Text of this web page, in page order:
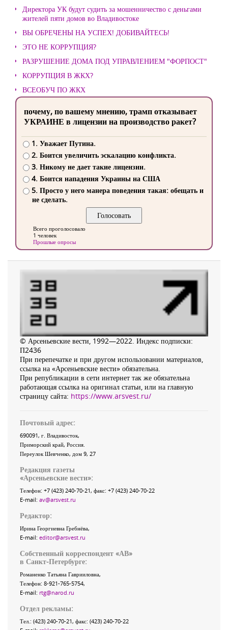
Директора УК будут судить за мошенничество с деньгами
жителей пяти домов во Владивостоке
ВЫ ОБРЕЧЕНЫ НА УСПЕХ! ДОБИВАЙТЕСЬ!
ЭТО НЕ КОРРУПЦИЯ?
РАЗРУШЕНИЕ ДОМА ПОД УПРАВЛЕНИЕМ "ФОРПОСТ"
КОРРУПЦИЯ В ЖКХ?
ВСЕОБУЧ ПО ЖКХ
почему, по вашему мнению, трамп отказывает
УКРАИНЕ в лицензии на производство ракет?
1. Уважает Путина.
2. Боится увеличить эскалацию конфликта.
3. Никому не дает такие лицензии.
4. Боится нападения Украины на США
5. Просто у него манера поведения такая: обещать и
не сделать.
Всего проголосовало
1 человек
Прошлые опросы
© Арсеньевские вести, 1992—2022. Индекс подписки:
П2436
При перепечатке и при другом использовании материалов,
ссылка на «Арсеньевские вести» обязательна.
При републикации в сети интернет так же обязательна
работающая ссылка на оригинал статьи, или на главную
страницу сайта: https://www.arsvest.ru/
Почтовый адрес:
690091, г. Владивосток,
Приморский край, Россия
Переулок Шевченко, дом 9, 27
Редакция газеты
«Арсеньевские вести»:
Телефон: +7 (423) 240-70-21, факс: +7 (423) 240-70-22
E-mail: av@arsvest.ru
Редактор:
Ирина Георгиевна Гребнёва,
E-mail: editor@arsvest.ru
Собственный корреспондент «АВ»
в Санкт-Петербурге:
Романенко Татьяна Гаврииловна,
Телефон: 8-921-765-5754,
E-mail: rtg@narod.ru
Отдел рекламы:
Тел.: (423) 240-70-21, факс: (423) 240-70-22